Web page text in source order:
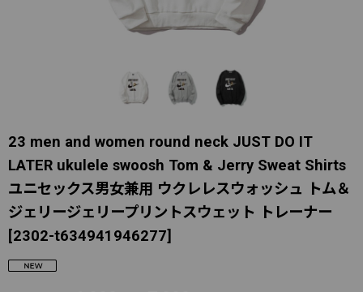
23 men and women round neck JUST DO IT
LATER ukulele swoosh Tom & Jerry Sweat Shirts
ユニセックス男女兼用 ウクレレスウォッシュ トム＆
ジェリージェリープリントスウェット トレーナー
[2302-t634941946277]